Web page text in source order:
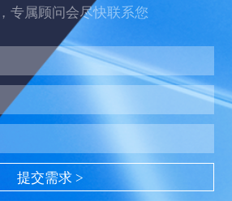
专属顾问会尽快联系您